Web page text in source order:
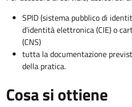
SPID (sistema pubblico di
d’identità elettronica (CIE) o
(CNS)
tutta la documentazione
della pratica.
Cosa si ottiene